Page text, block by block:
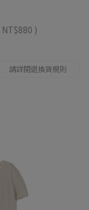
NT$880 )
請詳閱退換貨規則